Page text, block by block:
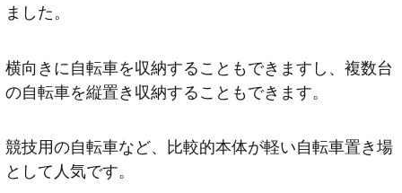
ました。
横向きに自転車を収納することもできますし、複数台
の自転車を縦置き収納することもできます。
競技用の自転車など、比較的本体が軽い自転車置き場
として人気です。